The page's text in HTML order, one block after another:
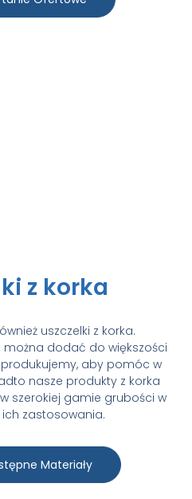
z korka
uszczelki z korka.
można dodać do większości
aby pomóc w
nasze produkty z korka
szerokiej gamie grubości w
zastosowania.
Materiały